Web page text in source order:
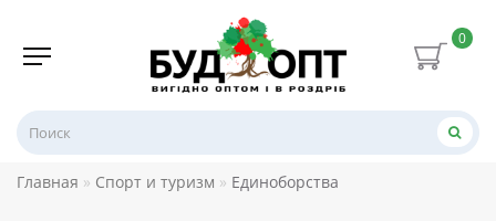
0
Главная Спорт и туризм Единоборства